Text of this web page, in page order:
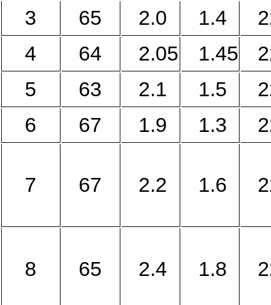
3 65 2.0 1.4
4
64 2.05 1.45
5
63 2.1 1.5
6
67 1.9 1.3
7 67 2.2 1.6
8 65 2.4 1.8